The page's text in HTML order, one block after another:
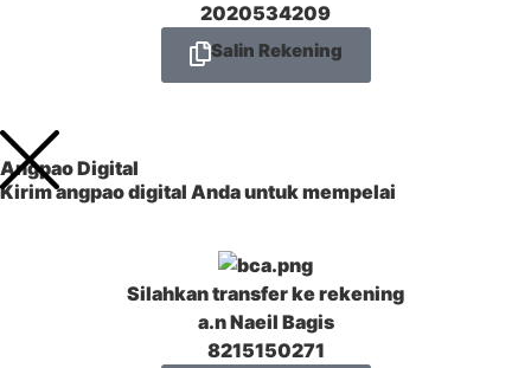
2020534209
Salin Rekening
Angpao Digital
Kirim angpao digital Anda untuk mempelai
Silahkan transfer ke rekening
a.nNaeil Bagis
8215150271